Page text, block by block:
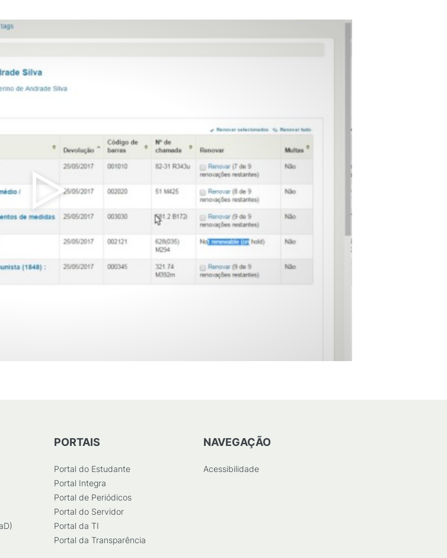
PORTAIS
Portal do Estudante
Portal Integra
Portal de Periódicos
Portal do Servidor
Portal da TI
Portal da Transparência
NAVEGAÇÃO
Acessibilidade